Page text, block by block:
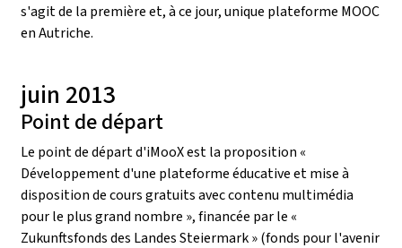
s'agit de la première et, à ce jour, unique plateforme MOOC
en Autriche.
juin 2013
Point de départ
Le point de départ d'iMooX est la proposition «
Développement d'une plateforme éducative et mise à
disposition de cours gratuits avec contenu multimédia
pour le plus grand nombre », financée par le «
Zukunftsfonds des Landes Steiermark » (fonds pour l'avenir